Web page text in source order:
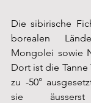
Die sibirische
borealen
Mongolei sowie
Dort ist die
zu -50°
sie äusserst